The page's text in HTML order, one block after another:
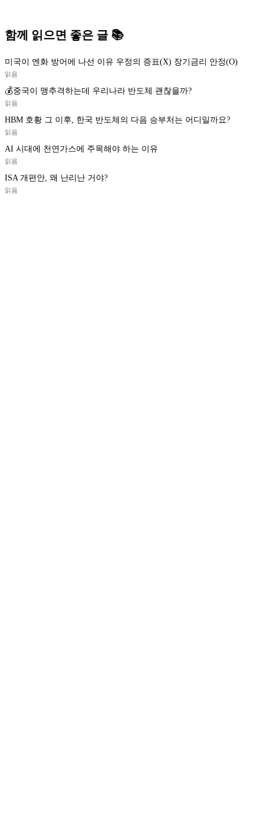
함께 읽으면 좋은 글 📚
미국이 엔화 방어에 나선 이유 우정의 증표(X) 장기금리 안정(O)
읽음
💰중국이 맹추격하는데 우리나라 반도체 괜찮을까?
읽음
HBM 호황 그 이후, 한국 반도체의 다음 승부처는 어디일까요?
읽음
AI 시대에 천연가스에 주목해야 하는 이유
읽음
ISA 개편안, 왜 난리난 거야?
읽음